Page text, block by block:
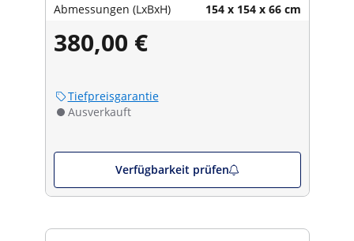
Abmessungen (LxBxH) 154 x 154 x 66 cm
380,00 €
Tiefpreisgarantie
Ausverkauft
Verfügbarkeit prüfen